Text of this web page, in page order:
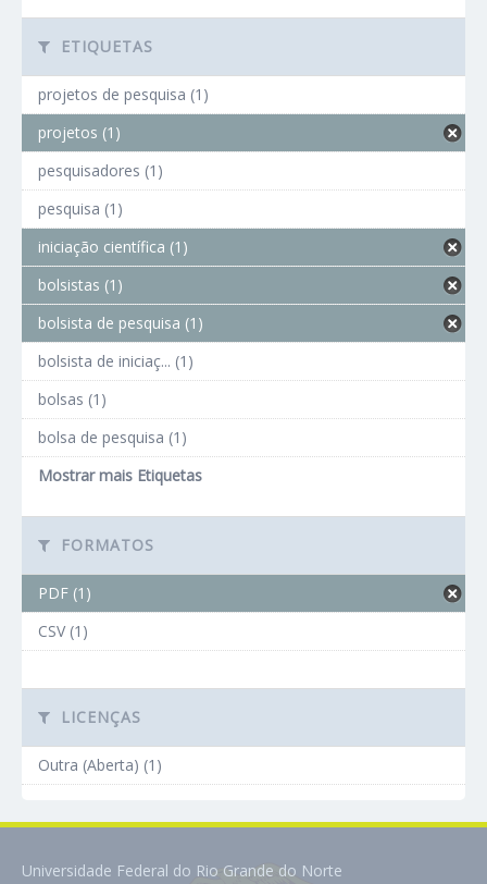
ETIQUETAS
projetos de pesquisa (1)
projetos (1)
pesquisadores (1)
pesquisa (1)
iniciação científica (1)
bolsistas (1)
bolsista de pesquisa (1)
bolsista de iniciaç... (1)
bolsas (1)
bolsa de pesquisa (1)
Mostrar mais Etiquetas
FORMATOS
PDF (1)
CSV (1)
LICENÇAS
Outra (Aberta) (1)
Universidade Federal do Rio Grande do Norte